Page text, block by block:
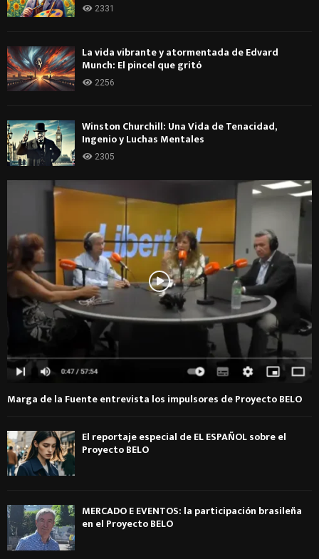
2331
La vida vibrante y atormentada de Edvard
Munch: El pincel que gritó
2256
Winston Churchill: Una Vida de Tenacidad,
Ingenio y Luchas Mentales
2305
Marga de la Fuente entrevista los impulsores de Proyecto BELO
El reportaje especial de EL ESPAÑOL sobre el
Proyecto BELO
MERCADO E EVENTOS: la participación brasileña
en el Proyecto BELO